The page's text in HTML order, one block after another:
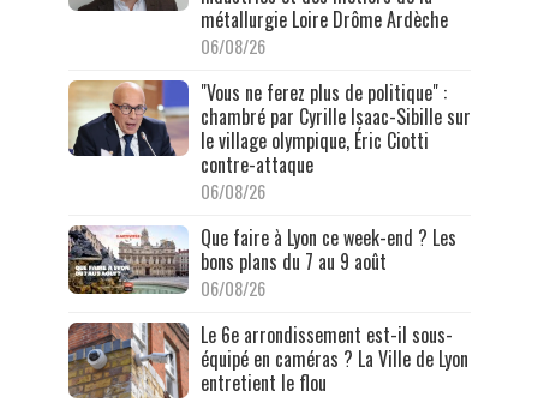
métallurgie Loire Drôme Ardèche
06/08/26
"Vous ne ferez plus de politique" :
chambré par Cyrille Isaac-Sibille sur
le village olympique, Éric Ciotti
contre-attaque
06/08/26
Que faire à Lyon ce week-end ? Les
bons plans du 7 au 9 août
06/08/26
Le 6e arrondissement est-il sous-
équipé en caméras ? La Ville de Lyon
entretient le flou